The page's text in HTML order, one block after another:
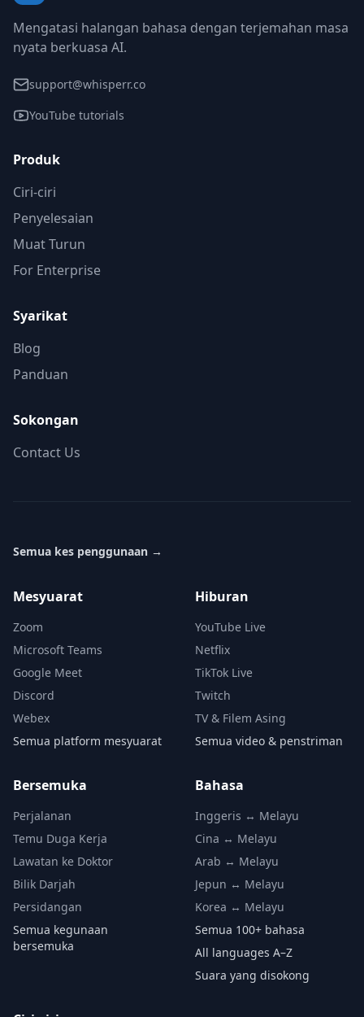
Mengatasi halangan bahasa dengan terjemahan masa
nyata berkuasa AI.
support@whisperr.co
YouTube tutorials
Produk
Ciri-ciri
Penyelesaian
Muat Turun
For Enterprise
Syarikat
Blog
Panduan
Sokongan
Contact Us
Semua kes penggunaan →
Mesyuarat
Zoom
Microsoft Teams
Google Meet
Discord
Webex
Semua platform mesyuarat
Hiburan
YouTube Live
Netflix
TikTok Live
Twitch
TV & Filem Asing
Semua video & penstriman
Bersemuka
Perjalanan
Temu Duga Kerja
Lawatan ke Doktor
Bilik Darjah
Persidangan
Semua kegunaan
bersemuka
Bahasa
Inggeris ↔ Melayu
Cina ↔ Melayu
Arab ↔ Melayu
Jepun ↔ Melayu
Korea ↔ Melayu
Semua 100+ bahasa
All languages A–Z
Suara yang disokong